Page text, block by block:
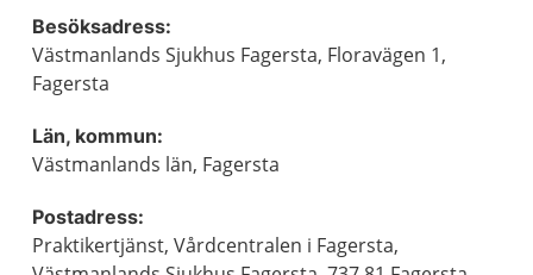
Besöksadress:
Västmanlands Sjukhus Fagersta, Floravägen 1,
Fagersta
Län, kommun:
Västmanlands län, Fagersta
Postadress:
Praktikertjänst, Vårdcentralen i Fagersta,